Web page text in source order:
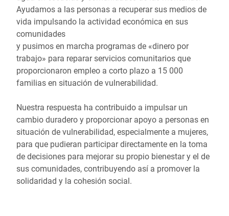
Ayudamos a las personas a recuperar sus medios de
vida impulsando la actividad económica en sus
comunidades
y pusimos en marcha programas de «dinero por
trabajo» para reparar servicios comunitarios que
proporcionaron empleo a corto plazo a 15 000
familias en situación de vulnerabilidad.
Nuestra respuesta ha contribuido a impulsar un
cambio duradero y proporcionar apoyo a personas en
situación de vulnerabilidad, especialmente a mujeres,
para que pudieran participar directamente en la toma
de decisiones para mejorar su propio bienestar y el de
sus comunidades, contribuyendo así a promover la
solidaridad y la cohesión social.